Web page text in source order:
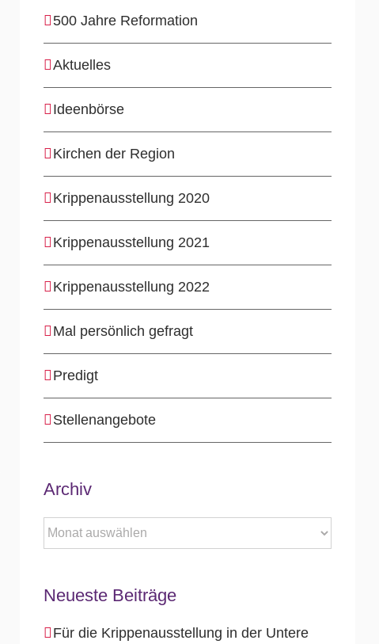
500 Jahre Reformation
Aktuelles
Ideenbörse
Kirchen der Region
Krippenausstellung 2020
Krippenausstellung 2021
Krippenausstellung 2022
Mal persönlich gefragt
Predigt
Stellenangebote
Archiv
Archiv
Neueste Beiträge
Für die Krippenausstellung in der Untere